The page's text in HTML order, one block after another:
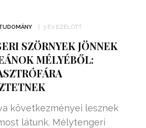
3 ÉV EZELŐTT
SZÖRNYEK JÖNNEK
MÉLYÉBŐL:
következményei lesznek
látunk. Mélytengeri